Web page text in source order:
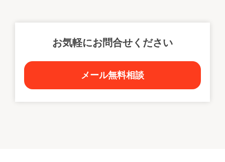
お気軽にお問合せください
メール無料相談